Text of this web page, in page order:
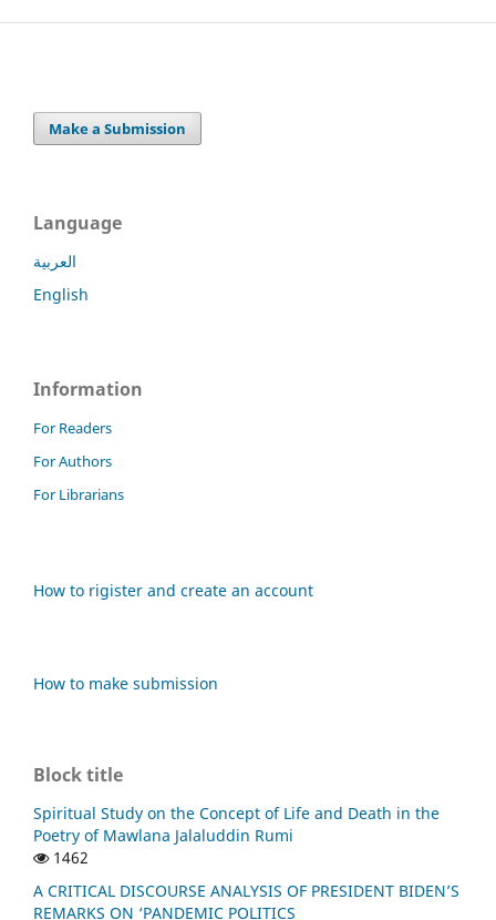
Make a Submission
Language
العربية
English
Information
For Readers
For Authors
For Librarians
How to rigister and create an account
How to make submission
Block title
Spiritual Study on the Concept of Life and Death in the
Poetry of Mawlana Jalaluddin Rumi
1462
A CRITICAL DISCOURSE ANALYSIS OF PRESIDENT BIDEN’S
REMARKS ON ‘PANDEMIC POLITICS